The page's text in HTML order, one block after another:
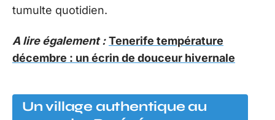
tumulte quotidien.
A lire également : Tenerife température
décembre : un écrin de douceur hivernale
Un village authentique au